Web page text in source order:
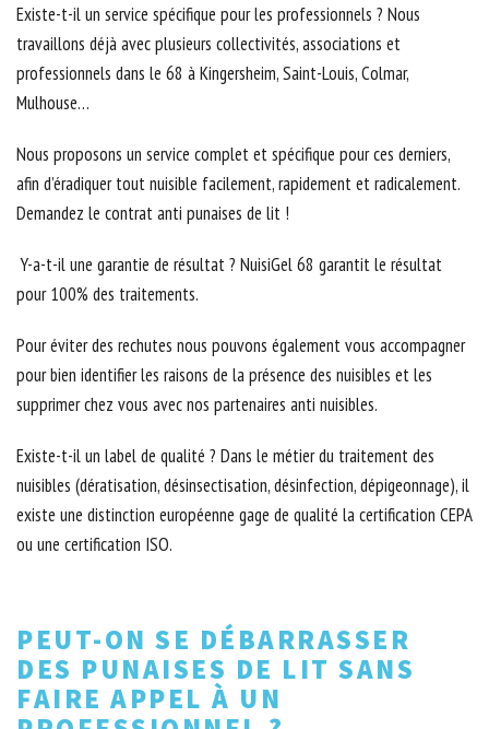
Existe-t-il un service spécifique pour les professionnels ? Nous
travaillons déjà avec plusieurs collectivités, associations et
professionnels dans le 68 à Kingersheim, Saint-Louis, Colmar,
Mulhouse…
Nous proposons un service complet et spécifique pour ces derniers,
afin d’éradiquer tout nuisible facilement, rapidement et radicalement.
Demandez le contrat anti punaises de lit !
Y-a-t-il une garantie de résultat ? NuisiGel 68 garantit le résultat
pour 100% des traitements.
Pour éviter des rechutes nous pouvons également vous accompagner
pour bien identifier les raisons de la présence des nuisibles et les
supprimer chez vous avec nos partenaires anti nuisibles.
Existe-t-il un label de qualité ? Dans le métier du traitement des
nuisibles (dératisation, désinsectisation, désinfection, dépigeonnage), il
existe une distinction européenne gage de qualité la certification CEPA
ou une certification ISO.
PEUT-ON SE DÉBARRASSER
DES PUNAISES DE LIT SANS
FAIRE APPEL À UN